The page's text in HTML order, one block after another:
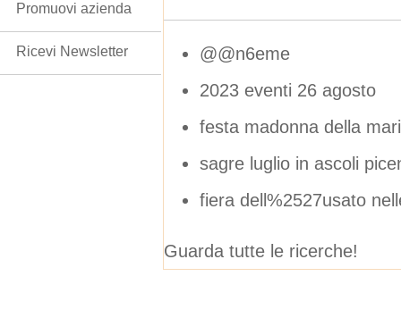
@@n6eme
2023 eventi 26 agosto
festa madonna della
sagre luglio in ascoli
fiera dell%2527usato
Guarda tutte le ricerche!
Promuovi azienda
Ricevi Newsletter